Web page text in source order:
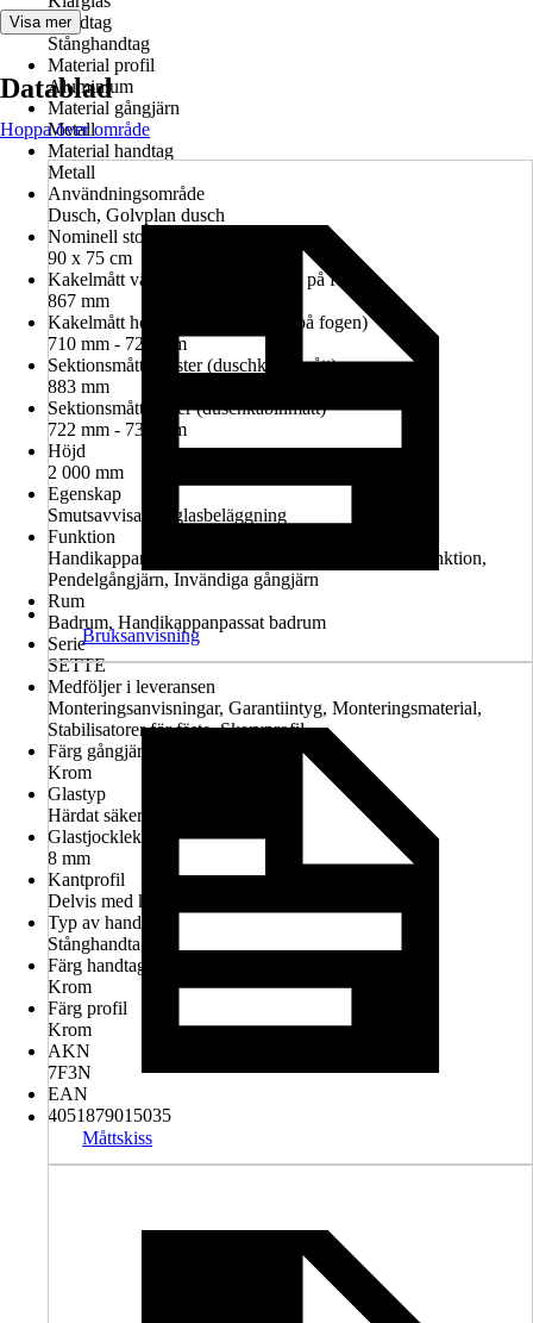
Handtag
Stånghandtag
Material profil
Aluminium
Material gångjärn
Metall
Material handtag
Metall
Användningsområde
Dusch, Golvplan dusch
Nominell storlek i cm
90 x 75 cm
Kakelmått vänster (glasrutans mitt på fogen)
867 mm
Kakelmått höger (glasrutans mitt på fogen)
710 mm - 724 mm
Sektionsmått vänster (duschkabinmått)
883 mm
Sektionsmått höger (duschkabinmått)
722 mm - 736 mm
Höjd
2 000 mm
Egenskap
Smutsavvisande glasbeläggning
Funktion
Handikappanpassad montering möjlig, Lyft-sänk-funktion,
Pendelgångjärn, Invändiga gångjärn
Rum
Badrum, Handikappanpassat badrum
Serie
SETTE
Medföljer i leveransen
Monteringsanvisningar, Garantiintyg, Monteringsmaterial,
Stabilisatorer för fäste, Skarvprofil
Färg gångjärn
Krom
Glastyp
Härdat säkerhetsglas
Glastjocklek
8 mm
Kantprofil
Delvis med kantprofil
Typ av handtag
Stånghandtag
Färg handtag
Krom
Färg profil
Krom
AKN
7F3N
EAN
4051879015035
Visa mer
Datablad
Hoppa över område
Bruksanvisning
Måttskiss